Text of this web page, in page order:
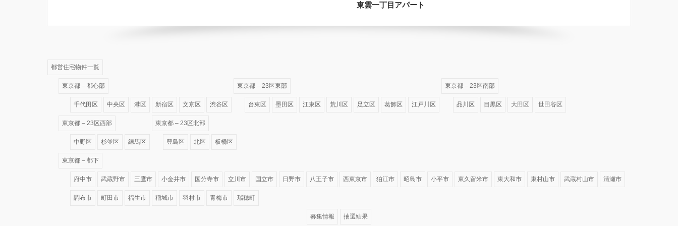
東雲一丁目アパート
都営住宅物件一覧
東京都 – 都心部
千代田区 中央区 港区 新宿区 文京区 渋谷区
東京都 – 23区東部
台東区 墨田区 江東区 荒川区 足立区 葛飾区 江戸川区
東京都 – 23区南部
品川区 目黒区 大田区 世田谷区
東京都 – 23区西部
中野区 杉並区 練馬区
東京都 – 23区北部
豊島区 北区 板橋区
東京都 – 都下
府中市 武蔵野市 三鷹市 小金井市 国分寺市 立川市 国立市 日野市 八王子市 西東京市 狛江市 昭島市 小平市 東久留米市 東大和市 東村山市 武蔵村山市 清瀬市
調布市 町田市 福生市 稲城市 羽村市 青梅市 瑞穂町
募集情報 抽選結果